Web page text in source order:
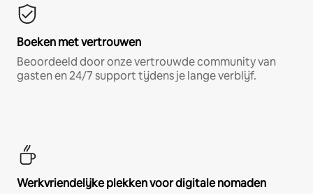
Boeken met vertrouwen
Beoordeeld door onze vertrouwde community van
gasten en 24/7 support tijdens je lange verblijf.
Werkvriendelijke plekken voor digitale nomaden